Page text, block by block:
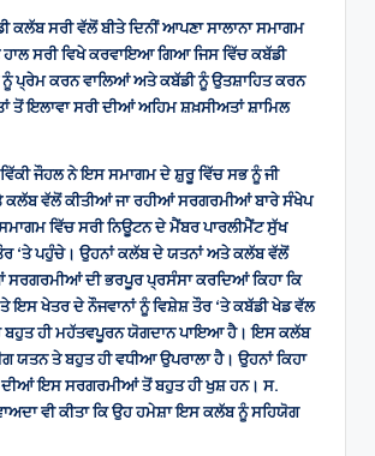
ਕਲੱਬ ਸਰੀ ਵੱਲੋਂ ਬੀਤੇ ਦਿਨੀਂ ਆਪਣਾ ਸਾਲਾਨਾ ਸਮਾਗਮ
ਸਰੀ ਵਿਖੇ ਕਰਵਾਇਆ ਗਿਆ ਜਿਸ ਵਿੱਚ ਕਬੱਡੀ
ਨੂੰ ਪ੍ਰੇਮ ਕਰਨ ਵਾਲਿਆਂ ਅਤੇ ਕਬੱਡੀ ਨੂੰ ਉਤਸ਼ਾਹਿਤ ਕਰਨ
ਤੋਂ ਇਲਾਵਾ ਸਰੀ ਦੀਆਂ ਅਹਿਮ ਸ਼ਖ਼ਸੀਅਤਾਂ ਸ਼ਾਮਿਲ
ਜੌਹਲ ਨੇ ਇਸ ਸਮਾਗਮ ਦੇ ਸ਼ੁਰੂ ਵਿੱਚ ਸਭ ਨੂੰ ਜੀ
ਵੱਲੋਂ ਕੀਤੀਆਂ ਜਾ ਰਹੀਆਂ ਸਰਗਰਮੀਆਂ ਬਾਰੇ ਸੰਖੇਪ
ਸਮਾਗਮ ਵਿੱਚ ਸਰੀ ਨਿਊਟਨ ਦੇ ਮੈਂਬਰ ਪਾਰਲੀਮੈਂਟ ਸੁੱਖ
‘ਤੇ ਪਹੁੰਚੇ। ਉਹਨਾਂ ਕਲੱਬ ਦੇ ਯਤਨਾਂ ਅਤੇ ਕਲੱਬ ਵੱਲੋਂ
ਸਰਗਰਮੀਆਂ ਦੀ ਭਰਪੂਰ ਪ੍ਰਸੰਸਾ ਕਰਦਿਆਂ ਕਿਹਾ ਕਿ
ਇਸ ਖੇਤਰ ਦੇ ਨੌਜਵਾਨਾਂ ਨੂੰ ਵਿਸ਼ੇਸ਼ ਤੌਰ ‘ਤੇ ਕਬੱਡੀ ਖੇਡ ਵੱਲ
ਬਹੁਤ ਹੀ ਮਹੱਤਵਪੂਰਨ ਯੋਗਦਾਨ ਪਾਇਆ ਹੈ। ਇਸ ਕਲੱਬ
ਯਤਨ ਤੇ ਬਹੁਤ ਹੀ ਵਧੀਆ ਉਪਰਾਲਾ ਹੈ। ਉਹਨਾਂ ਕਿਹਾ
ਇਸ ਸਰਗਰਮੀਆਂ ਤੋਂ ਬਹੁਤ ਹੀ ਖੁਸ਼ ਹਨ। ਸ.
ਵੀ ਕੀਤਾ ਕਿ ਉਹ ਹਮੇਸ਼ਾ ਇਸ ਕਲੱਬ ਨੂੰ ਸਹਿਯੋਗ